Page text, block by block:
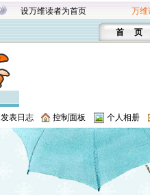
设万维读者为首页 万维
首 页
发表日志 控制面板 个人相册